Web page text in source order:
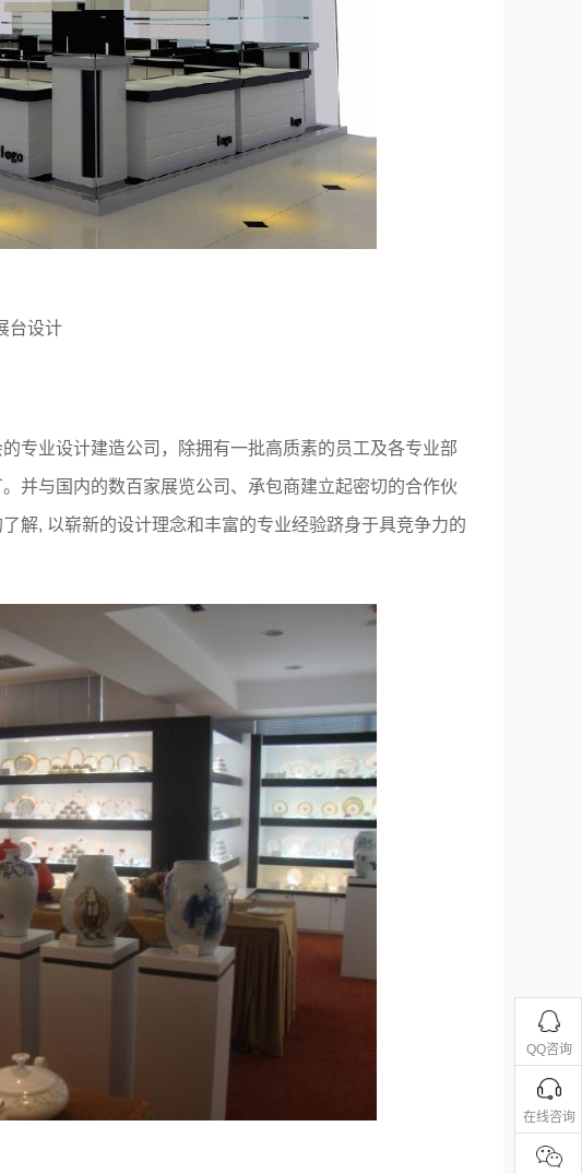
台设计
业设计建造公司，除拥有一批高质素的员工及各专业部
并与国内的数百家展览公司、承包商建立起密切的合作伙
解, 以崭新的设计理念和丰富的专业经验跻身于具竞争力的
QQ咨询
在线咨询